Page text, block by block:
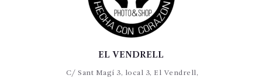
EL VENDRELL
C/ Sant Magí 3, local 3, El Vendrell,